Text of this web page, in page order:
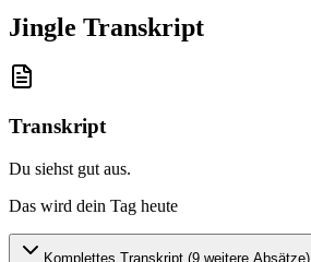
Jingle Transkript
Transkript
Du siehst gut aus.
Das wird dein Tag heute
Komplettes Transkript (9 weitere Absätze)